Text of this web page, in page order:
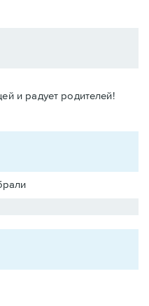
и радует родителей!